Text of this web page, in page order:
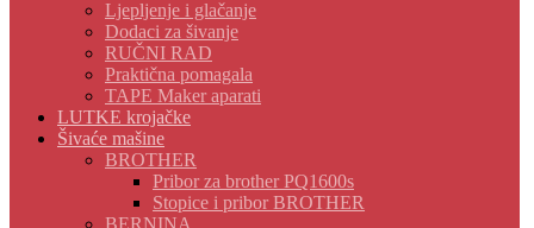
Ljepljenje i glačanje
Dodaci za šivanje
RUČNI RAD
Praktična pomagala
TAPE Maker aparati
LUTKE krojačke
Šivaće mašine
BROTHER
Pribor za brother PQ1600s
Stopice i pribor BROTHER
BERNINA